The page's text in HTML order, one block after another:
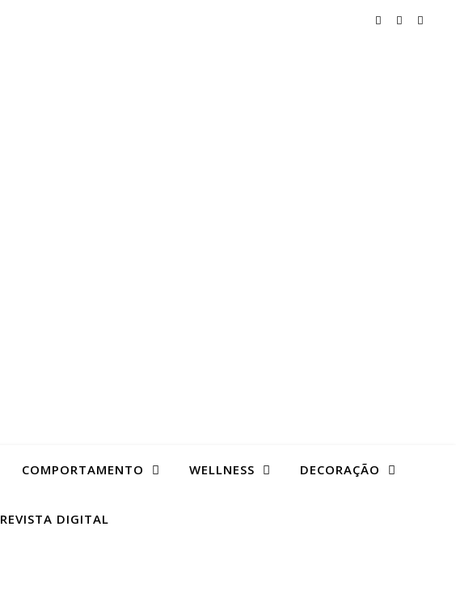
COMPORTAMENTO WELLNESS DECORAÇÃO
REVISTA DIGITAL